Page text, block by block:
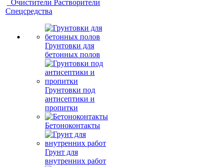
Очистители Растворители
Спецсредства
Грунтовки для
бетонных полов
Грунтовки под
антисептики и
пропитки
Бетоноконтакты
Грунт для
внутренних работ